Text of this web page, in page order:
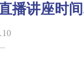
播讲座时